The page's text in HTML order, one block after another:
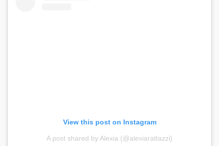
View this post on Instagram
A post shared by Alexia (@alexiarattazzi)